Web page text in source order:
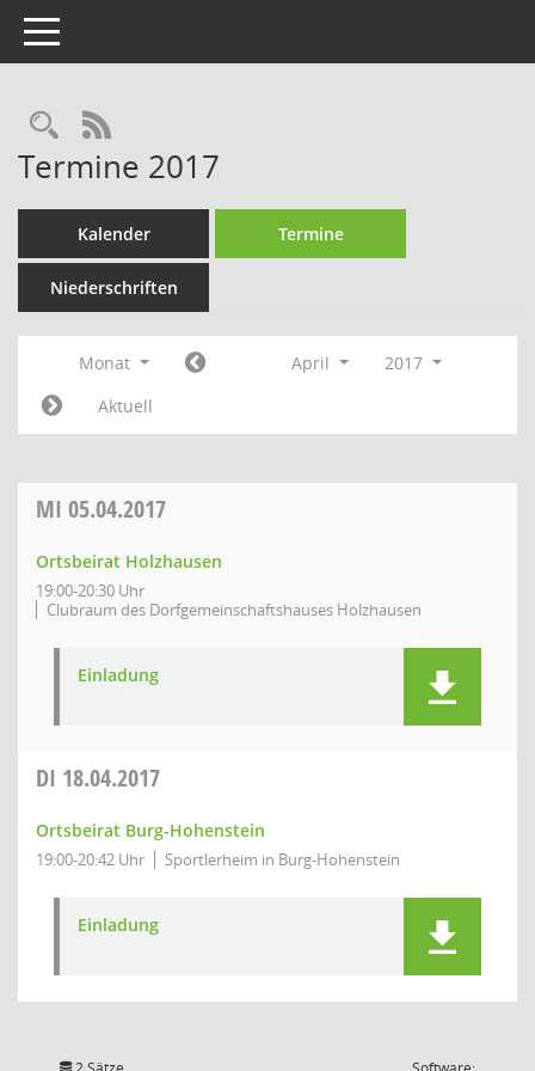
Toggle navigation
Rechercheauswahl
RSS-Feed
Termine 2017
Kalender Termine
Niederschriften
Monat April
2017
Aktuell
MI 05.04.2017
Ortsbeirat Holzhausen
19:00-20:30 Uhr
Clubraum des Dorfgemeinschaftshauses Holzhausen
Einladung
DI 18.04.2017
Ortsbeirat Burg-Hohenstein
19:00-20:42 Uhr Sportlerheim in Burg-Hohenstein
Einladung